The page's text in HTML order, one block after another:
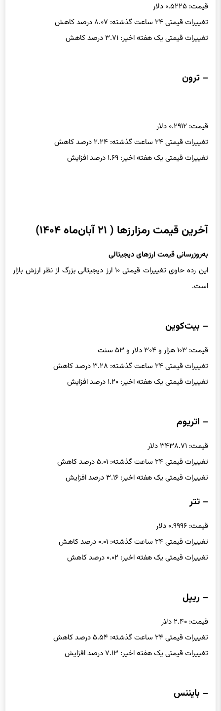
قیمت: ۰.۵۲۲۵ دلار
تغییرات قیمتی ۲۴ ساعت گذشته: ۸.۰۷ درصد کاهش
تغییرات قیمتی یک هفته اخیر: ۳.۷۱ درصد کاهش
– ترون
قیمت: ۰.۲۹۱۲ دلار
تغییرات قیمتی ۲۴ ساعت گذشته: ۲.۲۴ درصد کاهش
تغییرات قیمتی یک هفته اخیر: ۱.۶۹ درصد افزایش
آخرین قیمت رمزارزها ( ۲۱ آبان‌ماه ۱۴۰۴)
به‌روزرسانی قیمت ارزهای دیجیتالی
این رده حاوی تغییرات قیمتی ۱۰ ارز دیجیتالی بزرگ از نظر ارزش بازار
است.
– بیت‌کوین
قیمت: ۱۰۳ هزار و ۳۰۴ دلار و ۵۳ سنت
تغییرات قیمتی ۲۴ ساعت گذشته: ۳.۲۸ درصد کاهش
تغییرات قیمتی یک هفته اخیر: ۱.۲۰ درصد افزایش
– اتریوم
قیمت: ۳۴۳۸.۷۱ دلار
تغییرات قیمتی ۲۴ ساعت گذشته: ۵.۰۱ درصد کاهش
تغییرات قیمتی یک هفته اخیر: ۳.۱۶ درصد افزایش
– تتر
قیمت: ۰.۹۹۹۶ دلار
تغییرات قیمتی ۲۴ ساعت گذشته: ۰.۰۱ درصد کاهش
تغییرات قیمتی یک هفته اخیر: ۰.۰۲ درصد کاهش
– ریپل
قیمت: ۲.۴۰ دلار
تغییرات قیمتی ۲۴ ساعت گذشته: ۵.۵۴ درصد کاهش
تغییرات قیمتی یک هفته اخیر: ۷.۱۳ درصد افزایش
– بایننس